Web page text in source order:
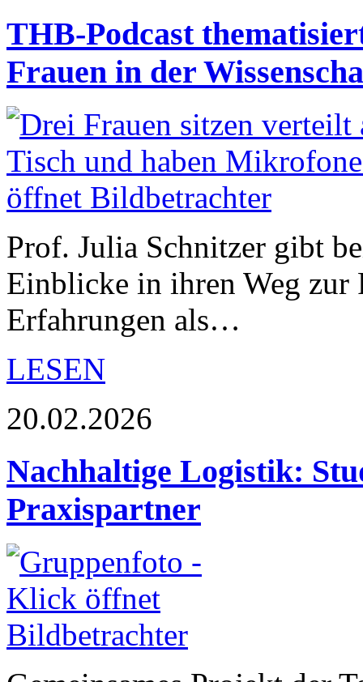
THB-Podcast
Frauen in der
Prof. Julia Schnitzer gibt
Einblicke in ihren Weg zur
Erfahrungen als…
LESEN
20.02.2026
Nachhaltige Logistik:
Praxispartner